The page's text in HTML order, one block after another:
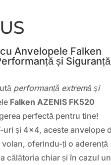
Anvelopele Falken
și Siguranță
performanță extremă și
Falken AZENIS FK520
perfectă pentru tine!
și 4×4, aceste anvelope
oferindu-ți o aderență
călătoria chiar și în cazul